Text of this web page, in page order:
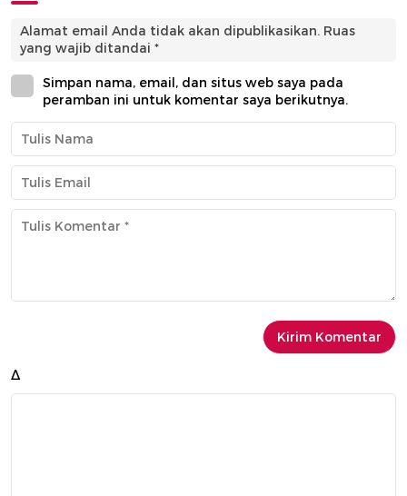
Alamat email Anda tidak akan dipublikasikan. Ruas
yang wajib ditandai *
Simpan nama, email, dan situs web saya pada
peramban ini untuk komentar saya berikutnya.
Δ